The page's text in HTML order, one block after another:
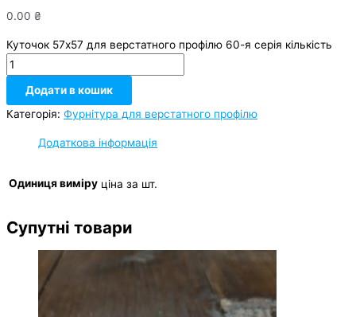
0.00 ₴
Куточок 57х57 для верстатного профілю 60-я серія кількість
Додати в кошик
Категорія: Фурнітура для верстатного профілю
Додаткова інформація
Одиниця виміру ціна за шт.
Супутні товари